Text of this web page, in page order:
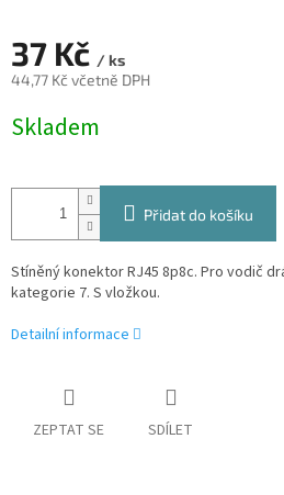
37 Kč / ks
44,77 Kč včetně DPH
cena:
Skladem
Přidat do košíku
Stíněný konektor RJ45 8p8c. Pro vodič
kategorie 7. S vložkou.
Detailní informace
ZEPTAT SE SDÍLET